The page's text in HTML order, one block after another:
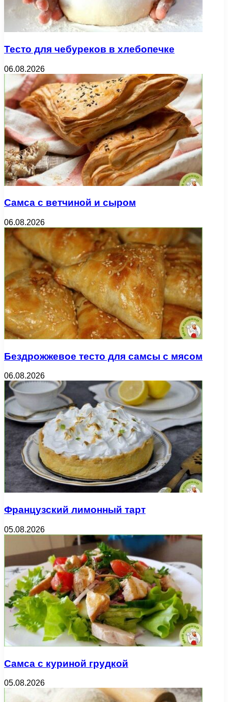
Тесто для чебуреков в хлебопечке
06.08.2026
Самса с ветчиной и сыром
06.08.2026
Бездрожжевое тесто для самсы с мясом
06.08.2026
Французский лимонный тарт
05.08.2026
Самса с куриной грудкой
05.08.2026